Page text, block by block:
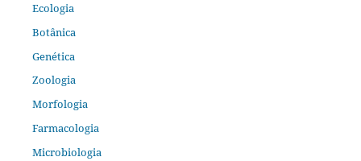
Ecologia
Botânica
Genética
Zoologia
Morfologia
Farmacologia
Microbiologia